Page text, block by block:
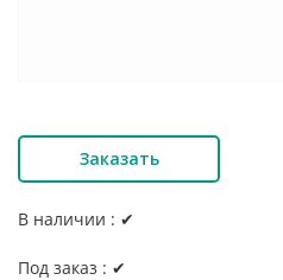
Заказать
В наличии : ✔
Под заказ : ✔